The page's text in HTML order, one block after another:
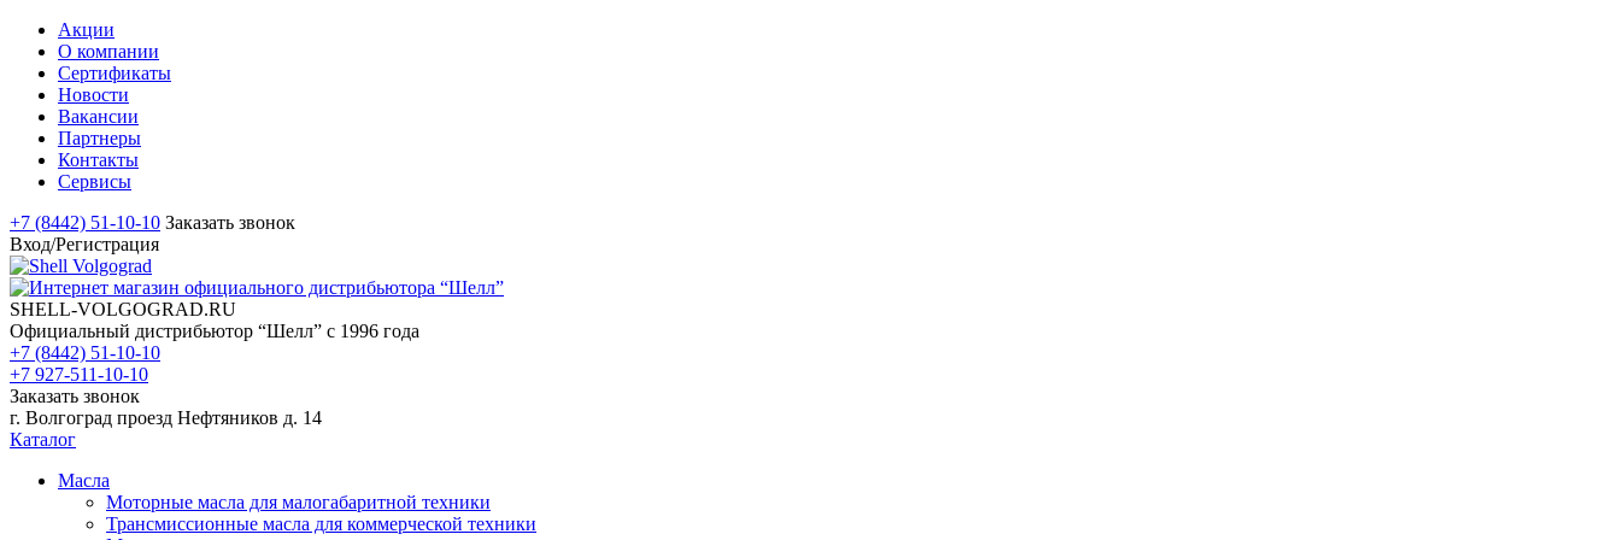
Акции
О компании
Сертификаты
Новости
Вакансии
Партнеры
Контакты
Сервисы
+7 (8442) 51-10-10 Заказать звонок
Вход/Регистрация
SHELL-VOLGOGRAD.RU
Официальный дистрибьютор “Шелл” с 1996 года
+7 (8442) 51-10-10
+7 927-511-10-10
Заказать звонок
г. Волгоград проезд Нефтяников д. 14
Каталог
Масла
Моторные масла для малогабаритной техники
Трансмиссионные масла для коммерческой техники